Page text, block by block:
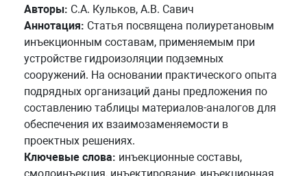
Авторы: С.А. Кульков, А.В. Савич
Аннотация: Статья посвящена полиуретановым
инъекционным составам, применяемым при
устройстве гидроизоляции подземных
сооружений. На основании практического опыта
подрядных организаций даны предложения по
составлению таблицы материалов-аналогов для
обеспечения их взаимозаменяемости в
проектных решениях.
Ключевые слова: инъекционные составы,
смолоинъекция, инъектирование, инъекционная